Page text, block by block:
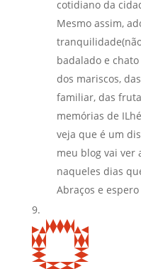
cotidiano da
Mesmo assim,
badalado e
dos mariscos,
familiar, das
memórias de
veja que é um
meu blog vai ver
naqueles dias
Abraços e